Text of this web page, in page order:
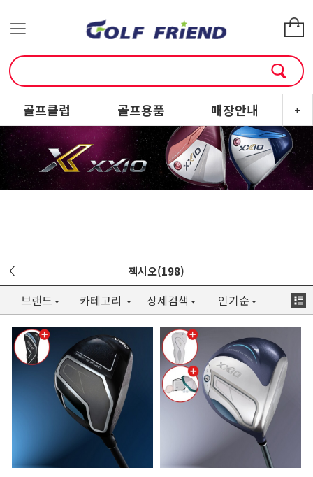
+
골프클럽 골프용품 매장안내 소
젝시오(198)
브랜드 카테고리 상세검색 인기순